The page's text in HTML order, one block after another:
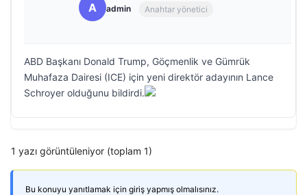
A admin Anahtar yönetici
ABD Başkanı Donald Trump, Göçmenlik ve Gümrük
Muhafaza Dairesi (ICE) için yeni direktör adayının Lance
Schroyer olduğunu bildirdi.
1 yazı görüntüleniyor (toplam 1)
Bu konuyu yanıtlamak için giriş yapmış olmalısınız.